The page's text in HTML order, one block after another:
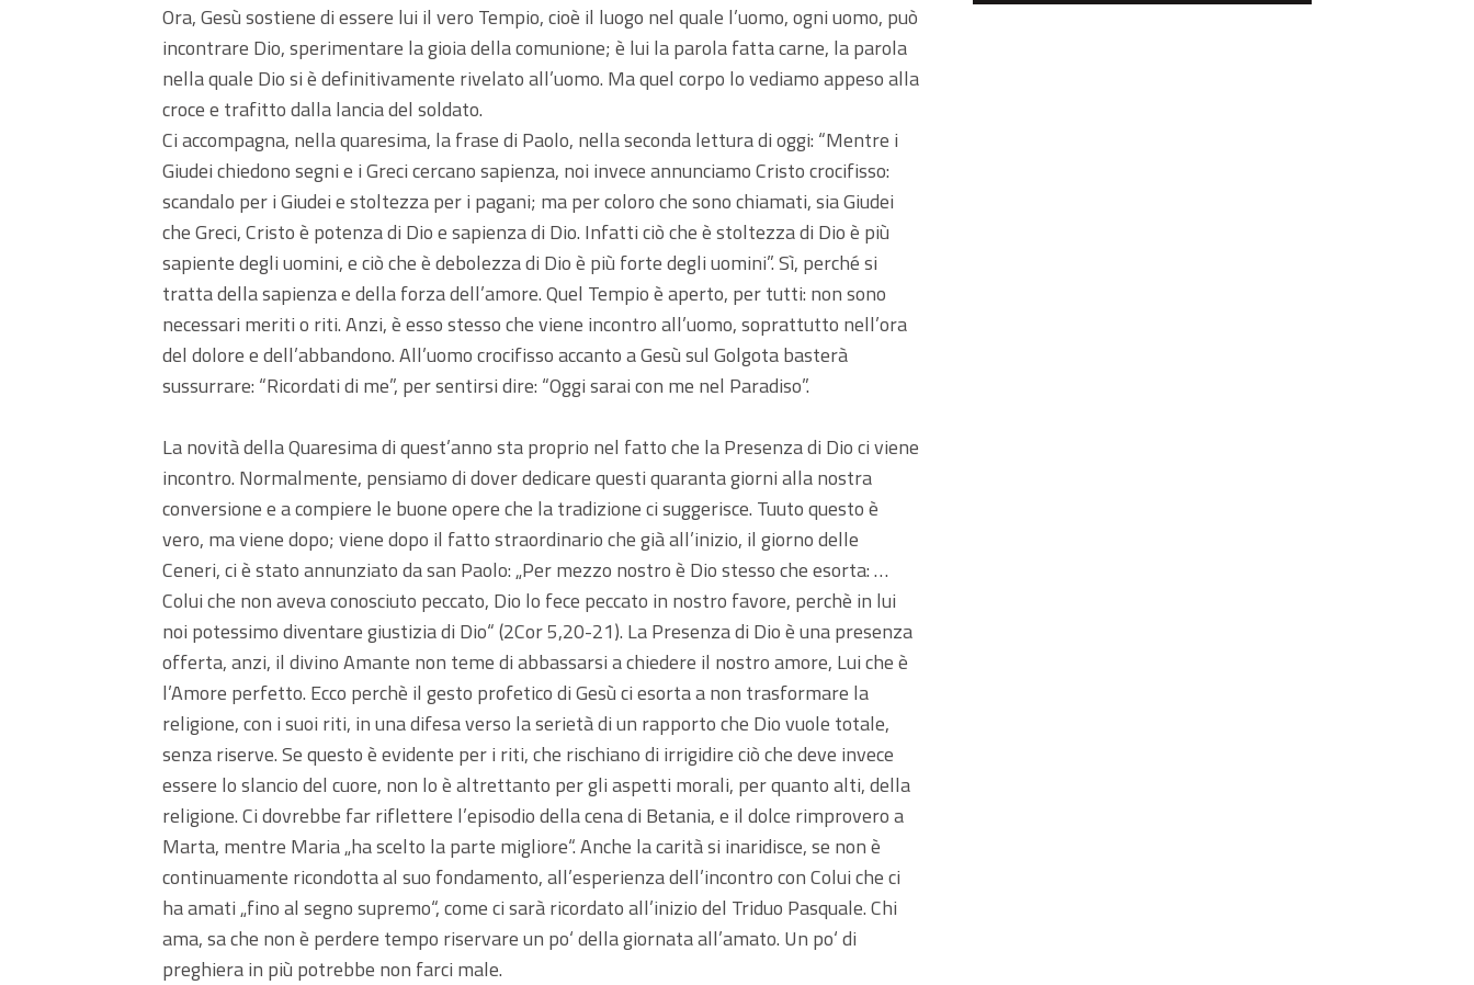
Ora, Gesù sostiene di essere lui il vero Tempio, cioè il luogo nel quale l’uomo, ogni uomo, può
incontrare Dio, sperimentare la gioia della comunione; è lui la parola fatta carne, la parola
nella quale Dio si è definitivamente rivelato all’uomo. Ma quel corpo lo vediamo appeso alla
croce e trafitto dalla lancia del soldato.
Ci accompagna, nella quaresima, la frase di Paolo, nella seconda lettura di oggi: “Mentre i
Giudei chiedono segni e i Greci cercano sapienza, noi invece annunciamo Cristo crocifisso:
scandalo per i Giudei e stoltezza per i pagani; ma per coloro che sono chiamati, sia Giudei
che Greci, Cristo è potenza di Dio e sapienza di Dio. Infatti ciò che è stoltezza di Dio è più
sapiente degli uomini, e ciò che è debolezza di Dio è più forte degli uomini”. Sì, perché si
tratta della sapienza e della forza dell’amore. Quel Tempio è aperto, per tutti: non sono
necessari meriti o riti. Anzi, è esso stesso che viene incontro all’uomo, soprattutto nell’ora
del dolore e dell’abbandono. All’uomo crocifisso accanto a Gesù sul Golgota basterà
sussurrare: “Ricordati di me”, per sentirsi dire: “Oggi sarai con me nel Paradiso”.
La novità della Quaresima di quest’anno sta proprio nel fatto che la Presenza di Dio ci viene
incontro. Normalmente, pensiamo di dover dedicare questi quaranta giorni alla nostra
conversione e a compiere le buone opere che la tradizione ci suggerisce. Tuuto questo è
vero, ma viene dopo; viene dopo il fatto straordinario che già all’inizio, il giorno delle
Ceneri, ci è stato annunziato da san Paolo: „Per mezzo nostro è Dio stesso che esorta: …
Colui che non aveva conosciuto peccato, Dio lo fece peccato in nostro favore, perchè in lui
noi potessimo diventare giustizia di Dio“ (2Cor 5,20-21). La Presenza di Dio è una presenza
offerta, anzi, il divino Amante non teme di abbassarsi a chiedere il nostro amore, Lui che è
l’Amore perfetto. Ecco perchè il gesto profetico di Gesù ci esorta a non trasformare la
religione, con i suoi riti, in una difesa verso la serietà di un rapporto che Dio vuole totale,
senza riserve. Se questo è evidente per i riti, che rischiano di irrigidire ciò che deve invece
essere lo slancio del cuore, non lo è altrettanto per gli aspetti morali, per quanto alti, della
religione. Ci dovrebbe far riflettere l’episodio della cena di Betania, e il dolce rimprovero a
Marta, mentre Maria „ha scelto la parte migliore“. Anche la carità si inaridisce, se non è
continuamente ricondotta al suo fondamento, all’esperienza dell’incontro con Colui che ci
ha amati „fino al segno supremo“, come ci sarà ricordato all’inizio del Triduo Pasquale. Chi
ama, sa che non è perdere tempo riservare un po‘ della giornata all’amato. Un po‘ di
preghiera in più potrebbe non farci male.